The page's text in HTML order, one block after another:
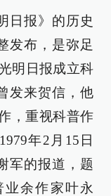
日报》的历史
发布，是弥足
明日报成立科
发来贺信，他
，重视科普作
年2月15日
军的报道，题
余作家叶永